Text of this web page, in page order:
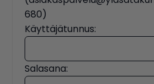
680)
Käyttäjätunnus:
Salasana: